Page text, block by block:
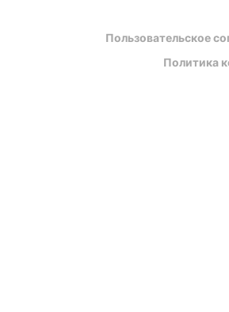
Пользовательское
Политика